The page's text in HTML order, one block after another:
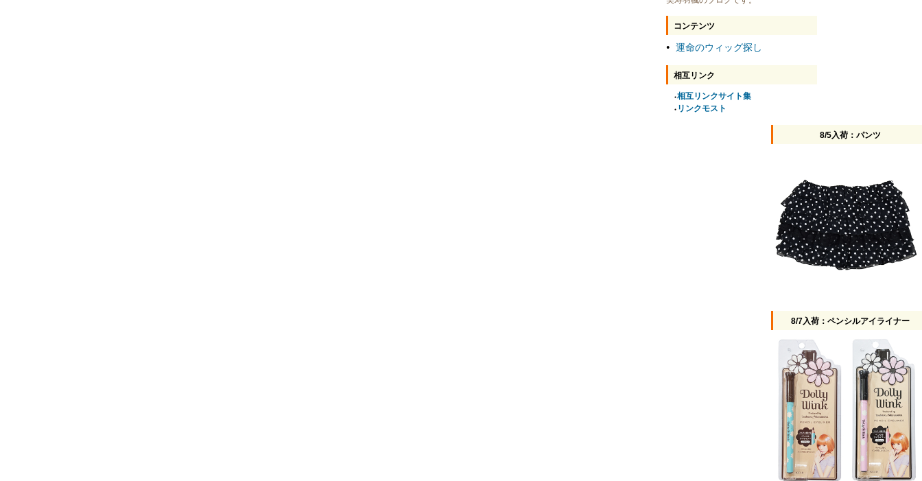
コンテンツ
● 運命のウィッグ探し
相互リンク
●相互リンクサイト集
● リンクモスト
8/5入荷：パンツ
8/7入荷：ペンシルアイライナー